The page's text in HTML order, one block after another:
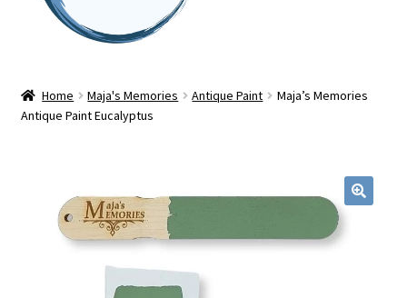
Workshops
Blog / DIY / Tutorials
Home Maja's Memories Antique Paint
Maja’s Memories
Antique Paint Eucalyptus